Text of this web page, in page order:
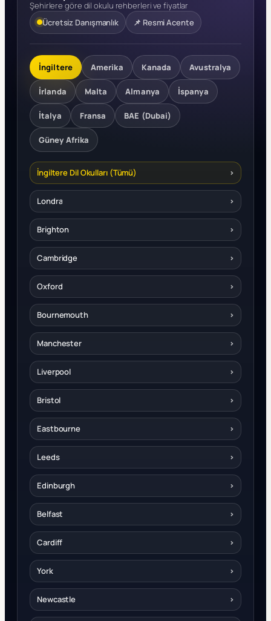
Şehirlere göre dil okulu rehberleri ve fiyatlar
Ücretsiz Danışmanlık
📌 Resmi Acente
İngiltere Amerika Kanada Avustralya
İrlanda Malta Almanya İspanya
İtalya Fransa BAE (Dubai)
Güney Afrika
İngiltere Dil Okulları (Tümü) ›
Londra ›
Brighton ›
Cambridge ›
Oxford ›
Bournemouth ›
Manchester ›
Liverpool ›
Bristol ›
Eastbourne ›
Leeds ›
Edinburgh ›
Belfast ›
Cardiff ›
York ›
Newcastle ›